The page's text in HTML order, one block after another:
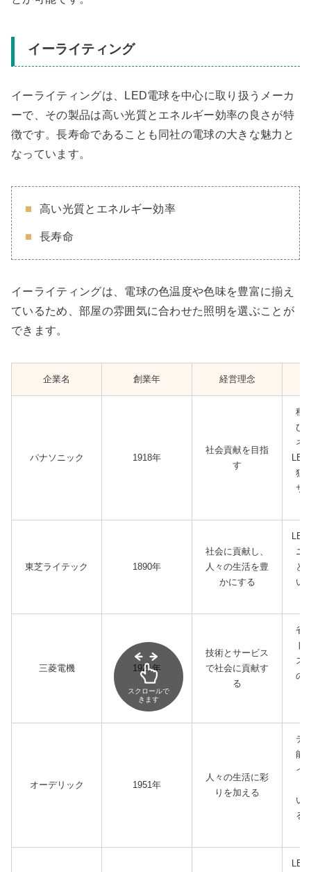
イーライティング
イーライティングは、LED電球を中心に取り扱うメーカ
ーで、その製品は高い光質とエネルギー効率の良さが特
徴です。長寿命であることも同社の電球の大きな魅力と
なっています。
高い光質とエネルギー効率
長寿命
イーライティングは、電球の色温度や色味を豊富に揃え
ているため、部屋の雰囲気に合わせた照明を選ぶことが
できます。
企業名 創業年 経営理念
パナソニック 1918年
社会貢献を目指
す
種
び
ネ
独
サ
東芝ライテック 1890年
社会に貢献し、
人々の生活を豊
かにする
ニ
と
い
三菱電機 1921年
技術とサービス
で社会に貢献す
る
省
ト
ス
の
オーデリック 1951年
人々の生活に彩
りを加える
デ
能
イ
い
る
スクロールで
きます